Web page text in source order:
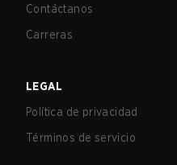
Contáctanos
Carreras
LEGAL
Política de privacidad
Términos de servicio